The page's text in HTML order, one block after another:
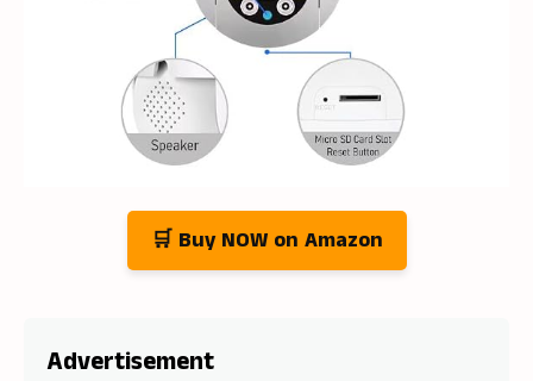
🛒 Buy NOW on Amazon
Advertisement